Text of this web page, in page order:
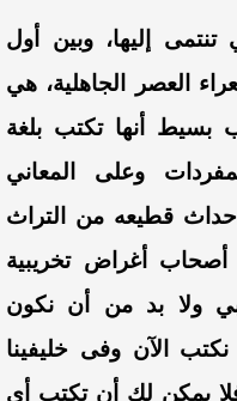
تنتمى إليها، وبين أول
العصر الجاهلية، هي
بسيط أنها تكتب بلغة
وعلى المعاني
قطيعه من التراث
أصحاب أغراض تخريبية
ولا بد من أن نكون
الآن وفى خليفينا
فلا يمكن لك أن تكتب أي